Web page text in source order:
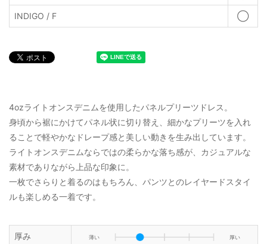
INDIGO / F ◯
4ozライトオンスデニムを使用したパネルプリーツドレス。
身頃から裾にかけてパネル状に切り替え、細かなプリーツを入れ
ることで軽やかなドレープ感と美しい動きを生み出しています。
ライトオンスデニムならではの柔らかな落ち感が、カジュアルな
素材でありながら上品な印象に。
一枚でさらりと着るのはもちろん、パンツとのレイヤードスタイ
ルも楽しめる一着です。
厚み 薄い 厚い